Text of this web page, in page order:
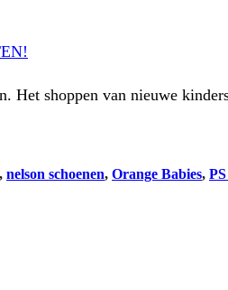
Het shoppen van nieuwe
, nelson schoenen, Orange Babies,